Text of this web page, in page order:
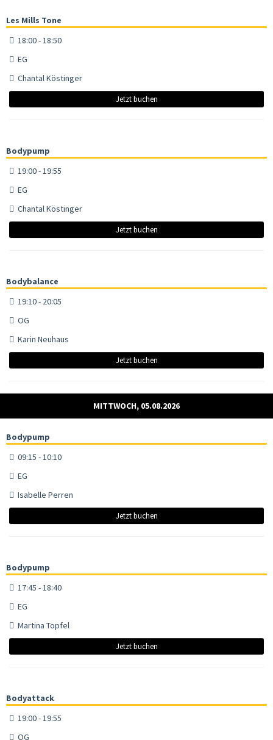
Les Mills Tone
18:00 - 18:50
EG
Chantal Köstinger
Jetzt buchen
Bodypump
19:00 - 19:55
EG
Chantal Köstinger
Jetzt buchen
Bodybalance
19:10 - 20:05
OG
Karin Neuhaus
Jetzt buchen
MITTWOCH, 05.08.2026
Bodypump
09:15 - 10:10
EG
Isabelle Perren
Jetzt buchen
Bodypump
17:45 - 18:40
EG
Martina Topfel
Jetzt buchen
Bodyattack
19:00 - 19:55
OG